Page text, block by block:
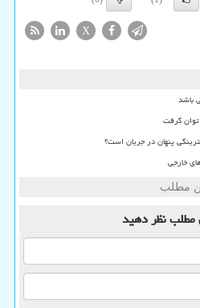
X
باشد
گرفت
پنهان در جریان است؟
خارجی
مطلب
مطلبنظر دهید